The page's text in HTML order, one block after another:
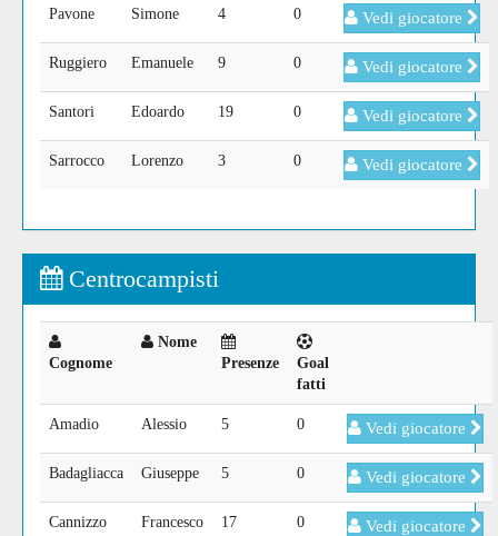
Pavone Simone 4 0 Vedi giocatore
Ruggiero Emanuele 9 0 Vedi giocatore
Santori Edoardo 19 0 Vedi giocatore
Sarrocco Lorenzo 3 0 Vedi giocatore
Centrocampisti
Cognome
Nome
Presenze
Goal
fatti
Amadio Alessio 5 0 Vedi giocatore
Badagliacca Giuseppe 5 0 Vedi giocatore
Cannizzo Francesco 17 0 Vedi giocatore